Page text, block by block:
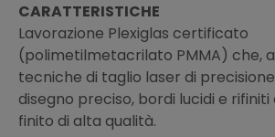
CARATTERISTICHE
Lavorazione Plexiglas certificato
(polimetilmetacrilato PMMA) che,
tecniche di taglio laser di
disegno preciso, bordi lucidi e
finito di alta qualità.